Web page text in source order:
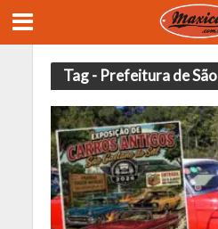
Tag - Prefeitura de